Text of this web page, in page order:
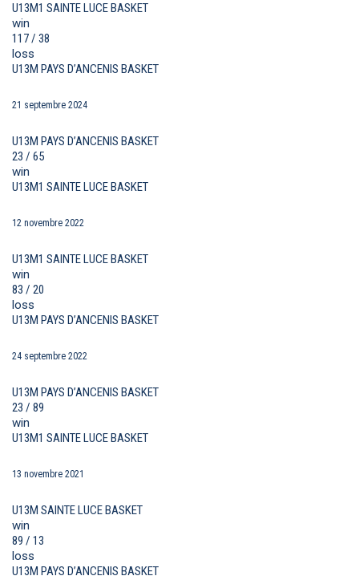
U13M1 SAINTE LUCE BASKET
win
117 / 38
loss
U13M PAYS D’ANCENIS BASKET
21 septembre 2024
U13M PAYS D’ANCENIS BASKET
23 / 65
win
U13M1 SAINTE LUCE BASKET
12 novembre 2022
U13M1 SAINTE LUCE BASKET
win
83 / 20
loss
U13M PAYS D’ANCENIS BASKET
24 septembre 2022
U13M PAYS D’ANCENIS BASKET
23 / 89
win
U13M1 SAINTE LUCE BASKET
13 novembre 2021
U13M SAINTE LUCE BASKET
win
89 / 13
loss
U13M PAYS D’ANCENIS BASKET